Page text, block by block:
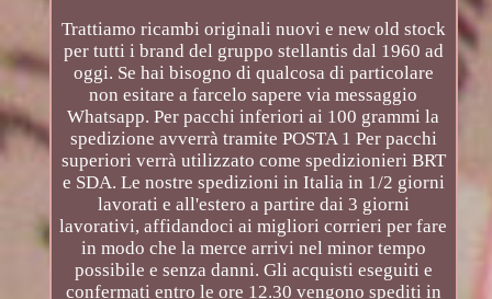
Trattiamo ricambi originali nuovi e new old stock
per tutti i brand del gruppo stellantis dal 1960 ad
oggi. Se hai bisogno di qualcosa di particolare
non esitare a farcelo sapere via messaggio
Whatsapp. Per pacchi inferiori ai 100 grammi la
spedizione avverrà tramite POSTA 1 Per pacchi
superiori verrà utilizzato come spedizionieri BRT
e SDA. Le nostre spedizioni in Italia in 1/2 giorni
lavorati e all'estero a partire dai 3 giorni
lavorativi, affidandoci ai migliori corrieri per fare
in modo che la merce arrivi nel minor tempo
possibile e senza danni. Gli acquisti eseguiti e
confermati entro le ore 12.30 vengono spediti in